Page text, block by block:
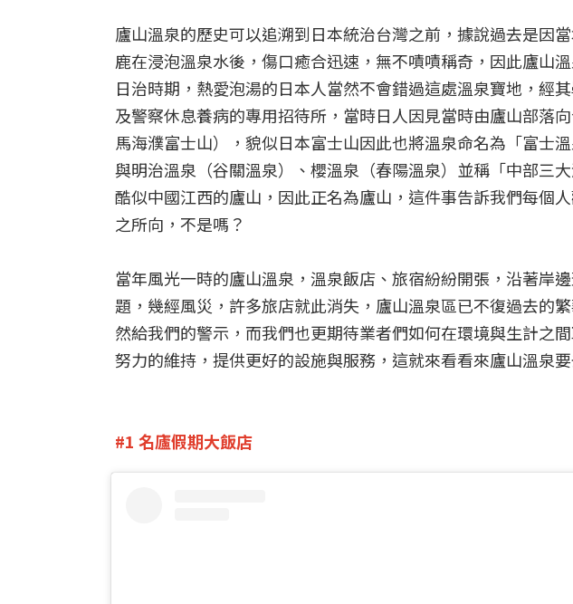
廬山溫泉的歷史可以追溯到日本統治台灣之前，據說過去是因
鹿在浸泡溫泉水後，傷口癒合迅速，無不嘖嘖稱奇，因此廬山
日治時期，熱愛泡湯的日本人當然不會錯過這處溫泉寶地，經
及警察休息養病的專用招待所，當時日人因見當時由廬山部落
馬海濮富士山），貌似日本富士山因此也將溫泉命名為「富士
與明治溫泉（谷關溫泉）、櫻溫泉（春陽溫泉）並稱「中部三
酷似中國江西的廬山，因此正名為廬山，這件事告訴我們每個
之所向，不是嗎？
當年風光一時的廬山溫泉，溫泉飯店、旅宿紛紛開張，沿著岸
題，幾經風災，許多旅店就此消失，廬山溫泉區已不復過去的
然給我們的警示，而我們也更期待業者們如何在環境與生計之
努力的維持，提供更好的設施與服務，這就來看看來廬山溫泉要
#1 名廬假期大飯店